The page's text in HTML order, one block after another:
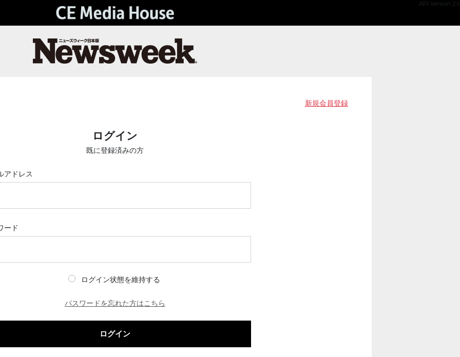
API Version 2.0
新規会員登録
ログイン
既に登録済みの方
アドレス
ード
ログイン状態を維持する
パスワードを忘れた方はこちら
ログイン